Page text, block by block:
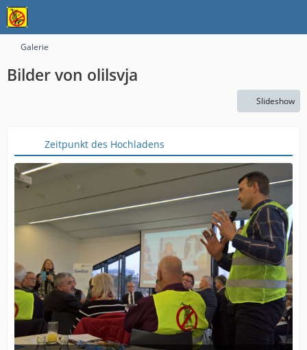
Galerie
Bilder von olilsvja
Slideshow
Zeitpunkt des Hochladens